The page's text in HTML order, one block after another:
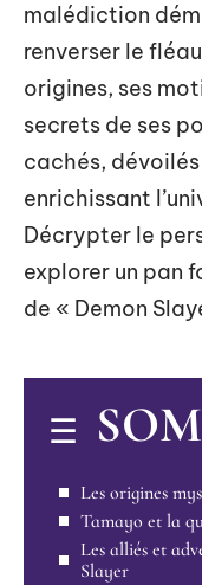
malédiction
renverser le
origines, ses
secrets de ses
cachés,
enrichissant
Décrypter le
explorer un pan
de « Demon
Les origines
Tamayo et la
Les alliés et
Slayer